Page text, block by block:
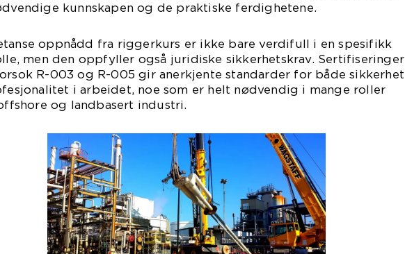
kunnskapen og de praktiske ferdighetene.
oppnådd fra riggerkurs er ikke bare verdifull i en spesifikk
men den oppfyller også juridiske sikkerhetskrav. Sertifiseringer
R-003 og R-005 gir anerkjente standarder for både sikkerhet
i arbeidet, noe som er helt nødvendig i mange roller
og landbasert industri.